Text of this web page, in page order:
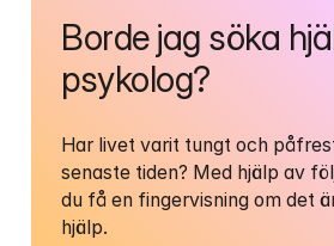
Borde jag söka
psykolog?
Har livet varit tungt och
senaste tiden? Med hjälp av
du få en fingervisning om det
hjälp.